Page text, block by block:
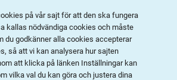
på vår sajt för att den ska fungera
kallas nödvändiga cookies och måste
du godkänner alla cookies accepterar
så att vi kan analysera hur sajten
att klicka på länken Inställningar kan
vilka val du kan göra och justera dina